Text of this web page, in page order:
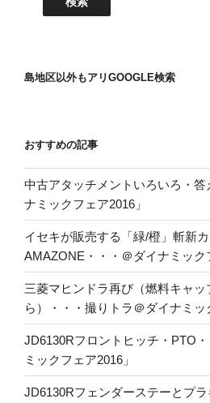
島地区以外もアリGOOGLE検索
おすすめの記事
中古アタッチメントいろいろ・答
ナミックフェア2016」
イセキが販売する「緑/橙」斬新
AMAZONE・・・＠ダイナミック
三菱マヒンドラ再び（燃料キャ
ら）・・・撮りトラ＠ダイナミッ
JD6130Rフロントヒッチ・PTO
ミックフェア2016」
JD6130Rフェンダーステーとプ